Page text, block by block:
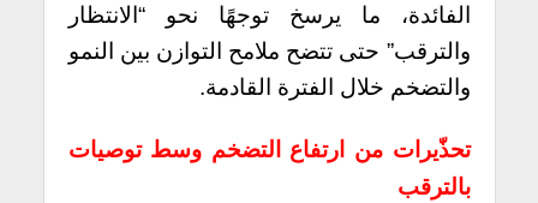
الفائدة، ما يرسخ توجهًا نحو “الانتظار
والترقب” حتى تتضح ملامح التوازن بين النمو
والتضخم خلال الفترة القادمة.
تحذّيرات من ارتفاع التضخم وسط توصيات
بالترقب